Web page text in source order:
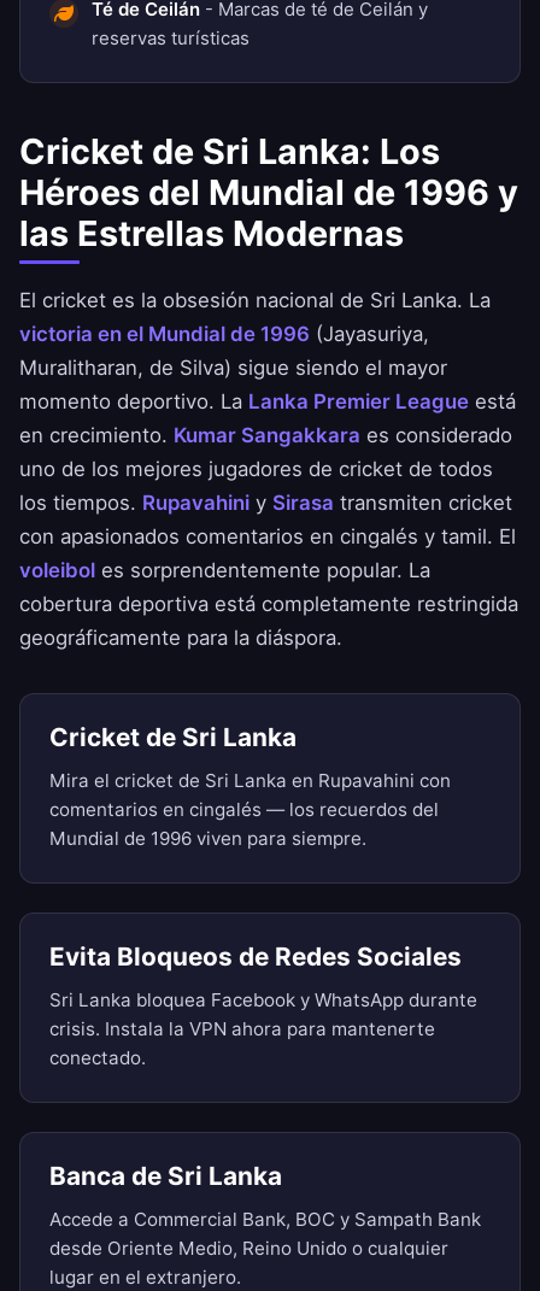
Té de Ceilán - Marcas de té de Ceilán y
reservas turísticas
Cricket de Sri Lanka: Los
Héroes del Mundial de 1996 y
las Estrellas Modernas
El cricket es la obsesión nacional de Sri Lanka. La
victoria en el Mundial de 1996 (Jayasuriya,
Muralitharan, de Silva) sigue siendo el mayor
momento deportivo. La Lanka Premier League está
en crecimiento. Kumar Sangakkara es considerado
uno de los mejores jugadores de cricket de todos
los tiempos. Rupavahini y Sirasa transmiten cricket
con apasionados comentarios en cingalés y tamil. El
voleibol es sorprendentemente popular. La
cobertura deportiva está completamente restringida
geográficamente para la diáspora.
Cricket de Sri Lanka
Mira el cricket de Sri Lanka en Rupavahini con
comentarios en cingalés — los recuerdos del
Mundial de 1996 viven para siempre.
Evita Bloqueos de Redes Sociales
Sri Lanka bloquea Facebook y WhatsApp durante
crisis. Instala la VPN ahora para mantenerte
conectado.
Banca de Sri Lanka
Accede a Commercial Bank, BOC y Sampath Bank
desde Oriente Medio, Reino Unido o cualquier
lugar en el extranjero.